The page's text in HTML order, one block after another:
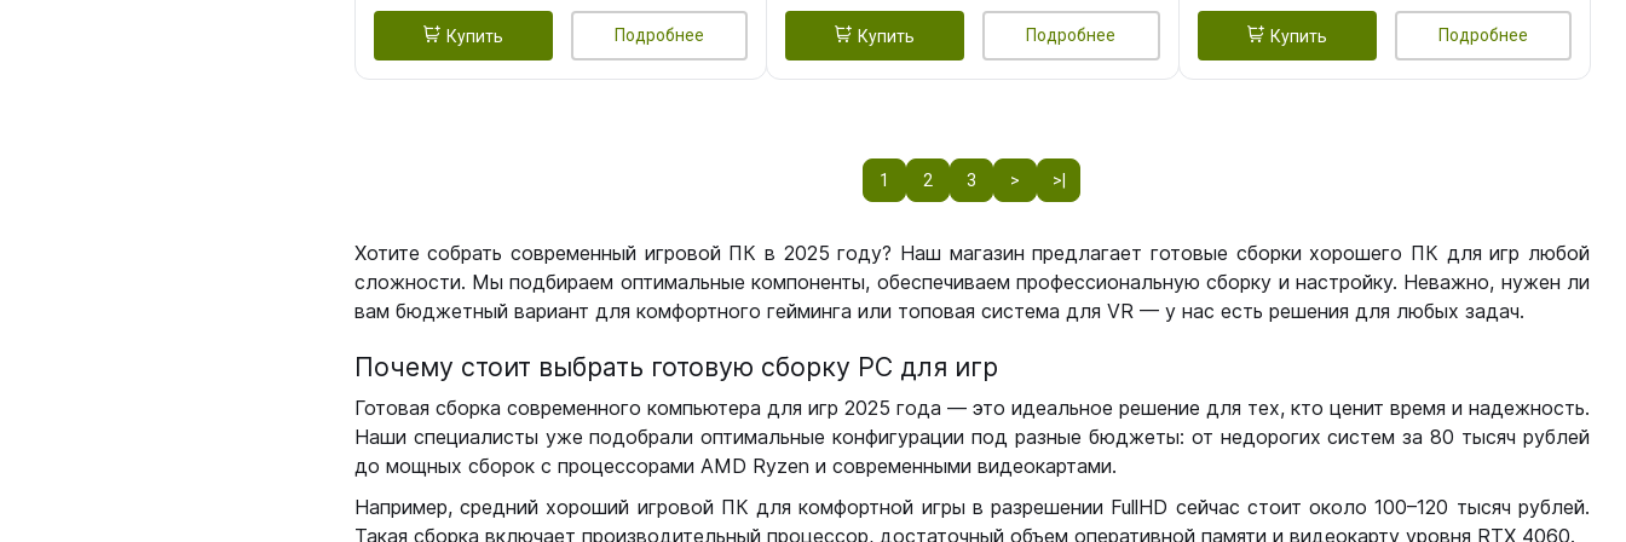
Купить Подробнее Купить Подробнее Купить Подробнее
1 2 3 > >|
Хотите собрать современный игровой ПК в 2025 году? Наш магазин предлагает готовые сборки хорошего ПК для игр любой
сложности. Мы подбираем оптимальные компоненты, обеспечиваем профессиональную сборку и настройку. Неважно, нужен ли
вам бюджетный вариант для комфортного гейминга или топовая система для VR — у нас есть решения для любых задач.
Почему стоит выбрать готовую сборку РС для игр
Готовая сборка современного компьютера для игр 2025 года — это идеальное решение для тех, кто ценит время и надежность.
Наши специалисты уже подобрали оптимальные конфигурации под разные бюджеты: от недорогих систем за 80 тысяч рублей
до мощных сборок с процессорами AMD Ryzen и современными видеокартами.
Например, средний хороший игровой ПК для комфортной игры в разрешении FullHD сейчас стоит около 100–120 тысяч рублей.
Такая сборка включает производительный процессор, достаточный объем оперативной памяти и видеокарту уровня RTX 4060.